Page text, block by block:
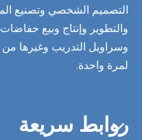
التصميم الشخصي وتصنيع
والتطوير وإنتاج وبيع
وسراويل التدريب وغيرها
لمرة واحدة.
روابط سريعة